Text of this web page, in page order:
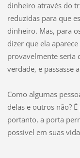
dinheiro através do
reduzidas para que
dinheiro. Mas, para
dizer que ela
provavelmente seria
verdade, e passasse
Como algumas
delas e outros não?
portanto, a porta
possível em suas